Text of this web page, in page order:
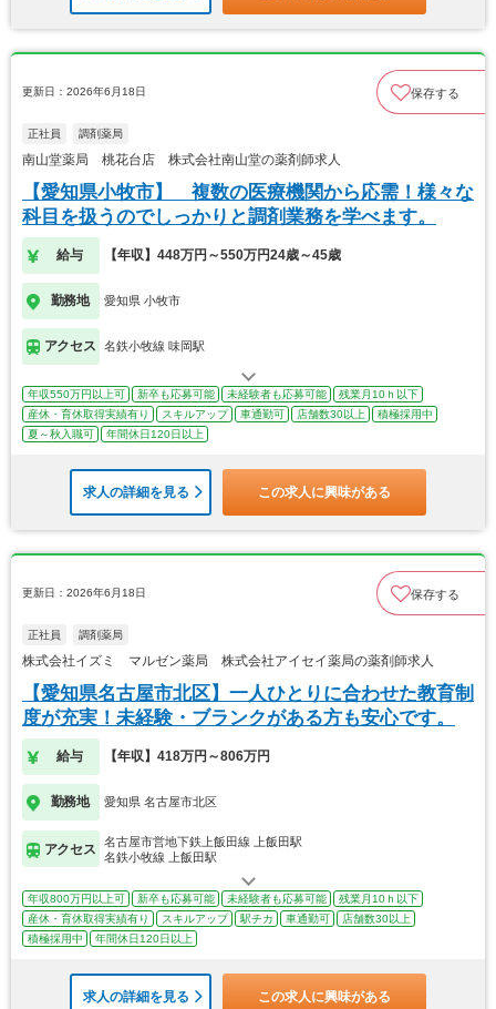
更新日：2026年6月18日 保存する
正社員 調剤薬局
南山堂薬局 桃花台店 株式会社南山堂の薬剤師求人
【愛知県小牧市】 複数の医療機関から応需！様々な
科目を扱うのでしっかりと調剤業務を学べます。
給与 【年収】448万円～550万円24歳～45歳
勤務地 愛知県 小牧市
アクセス 名鉄小牧線 味岡駅
年収550万円以上可 新卒も応募可能 未経験者も応募可能
残業月10ｈ以下
産休・育休取得実績有り
スキルアップ 車通勤可 店舗数30以上
積極採用中
夏～秋入職可
年間休日120日以上
求人の詳細を見る この求人に興味がある
更新日：2026年6月18日 保存する
正社員 調剤薬局
株式会社イズミ マルゼン薬局 株式会社アイセイ薬局の薬剤師求人
【愛知県名古屋市北区】一人ひとりに合わせた教育制
度が充実！未経験・ブランクがある方も安心です。
給与 【年収】418万円～806万円
勤務地 愛知県 名古屋市北区
アクセス
名古屋市営地下鉄上飯田線 上飯田駅
名鉄小牧線 上飯田駅
年収800万円以上可 新卒も応募可能 未経験者も応募可能
残業月10ｈ以下
産休・育休取得実績有り
スキルアップ 駅チカ 車通勤可
店舗数30以上
積極採用中
年間休日120日以上
求人の詳細を見る この求人に興味がある